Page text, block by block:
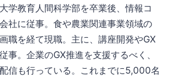
学教育人間科学部を卒業後、情報コ
社に従事。食や農業関連事業領域の
職を経て現職。主に、講座開発やGX
事。企業のGX推進を支援するべく、
信も行っている。これまでに5,000名